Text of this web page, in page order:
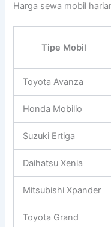
Harga sewa mobil
Tipe Mobil
Toyota Avanza
Honda Mobilio
Suzuki Ertiga
Daihatsu Xenia
Mitsubishi Xpander
Toyota Grand